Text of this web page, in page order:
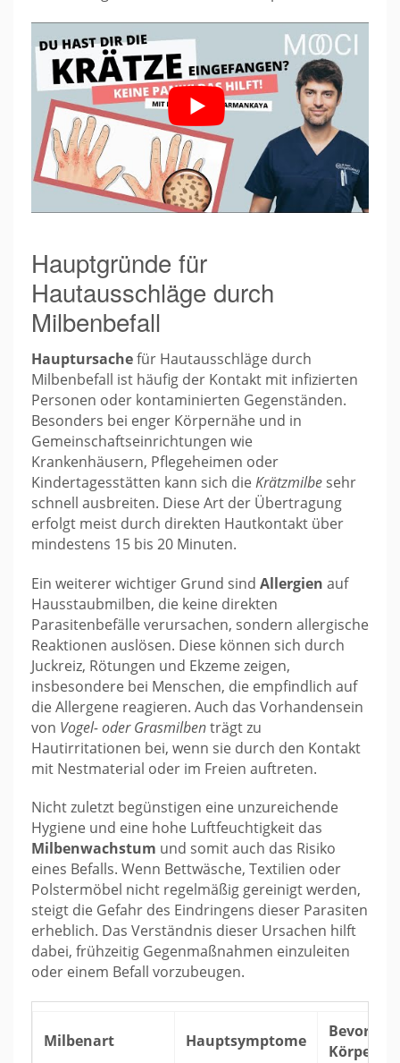
Hauptgründe für
Hautausschläge durch
Milbenbefall
Hauptursachefür Hautausschläge durch
Milbenbefall ist häufig der Kontakt mit infizierten
Personen oder kontaminierten Gegenständen.
Besonders bei enger Körpernähe und in
Gemeinschaftseinrichtungen wie
Krankenhäusern, Pflegeheimen oder
Kindertagesstätten kann sich dieKrätzmilbe sehr
schnell ausbreiten. Diese Art der Übertragung
erfolgt meist durch direkten Hautkontakt über
mindestens 15 bis 20 Minuten.
Ein weiterer wichtiger Grund sind Allergien auf
Hausstaubmilben, die keine direkten
Parasitenbefälle verursachen, sondern allergische
Reaktionen auslösen. Diese können sich durch
Juckreiz, Rötungen und Ekzeme zeigen,
insbesondere bei Menschen, die empfindlich auf
die Allergene reagieren. Auch das Vorhandensein
von Vogel- oder Grasmilbenträgt zu
Hautirritationen bei, wenn sie durch den Kontakt
mit Nestmaterial oder im Freien auftreten.
Nicht zuletzt begünstigen eine unzureichende
Hygiene und eine hohe Luftfeuchtigkeit das
Milbenwachstum und somit auch das Risiko
eines Befalls. Wenn Bettwäsche, Textilien oder
Polstermöbel nicht regelmäßig gereinigt werden,
steigt die Gefahr des Eindringens dieser Parasiten
erheblich. Das Verständnis dieser Ursachen hilft
dabei, frühzeitig Gegenmaßnahmen einzuleiten
oder einem Befall vorzubeugen.
Milbenart Hauptsymptome